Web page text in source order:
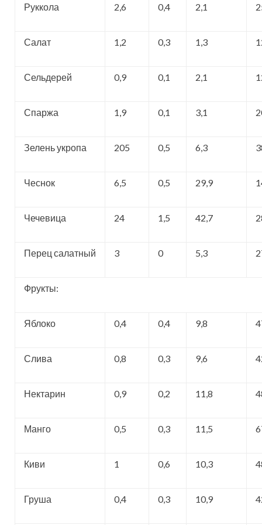
Руккола 2,6 0,4 2,1
Салат 1,2 0,3 1,3
Сельдерей 0,9 0,1 2,1
Спаржа 1,9 0,1 3,1
Зелень укропа 205 0,5 6,3
Чеснок 6,5 0,5 29,9
Чечевица 24 1,5 42,7
Перец салатный 3 0 5,3
Фрукты:
Яблоко 0,4 0,4 9,8
Слива 0,8 0,3 9,6
Нектарин 0,9 0,2 11,8
Манго 0,5 0,3 11,5
Киви 1 0,6 10,3
Груша 0,4 0,3 10,9